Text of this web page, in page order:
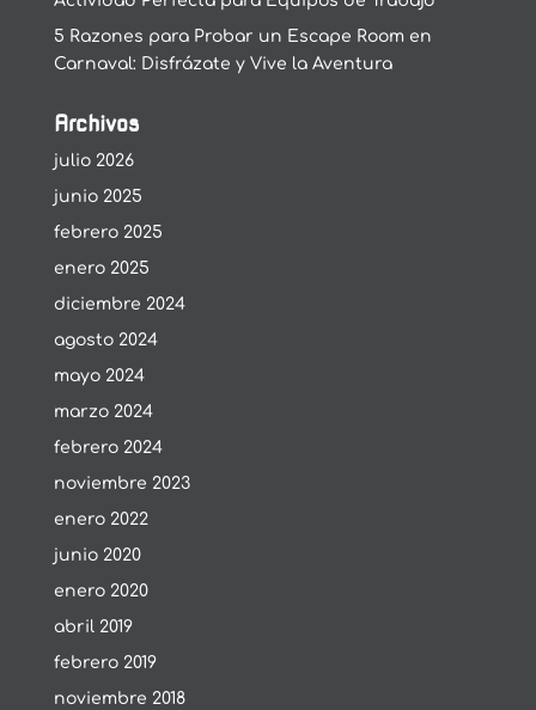
5 Razones para Probar un Escape Room en
Carnaval: Disfrázate y Vive la Aventura
Archivos
julio 2026
junio 2025
febrero 2025
enero 2025
diciembre 2024
agosto 2024
mayo 2024
marzo 2024
febrero 2024
noviembre 2023
enero 2022
junio 2020
enero 2020
abril 2019
febrero 2019
noviembre 2018